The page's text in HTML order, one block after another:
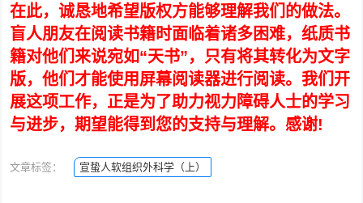
在此，诚恳地希望版权方能够理解我们的做法。
盲人朋友在阅读书籍时面临着诸多困难，纸质书
籍对他们来说宛如“天书”，只有将其转化为文字
版，他们才能使用屏幕阅读器进行阅读。我们开
展这项工作，正是为了助力视力障碍人士的学习
与进步，期望能得到您的支持与理解。感谢!
文章标签： 宣蛰人软组织外科学（上）